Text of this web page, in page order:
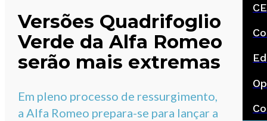
Versões Quadrifoglio
Verde da Alfa Romeo
serão mais extremas
Em pleno processo de ressurgimento,
a Alfa Romeo prepara-se para lançar a